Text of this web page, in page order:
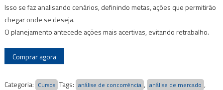
Isso se faz analisando cenários, definindo metas, ações que permitirão
chegar onde se deseja.
O planejamento antecede ações mais acertivas, evitando retrabalho.
Comprar agora
Categoria: Cursos Tags: análise de concorrência , análise de mercado ,